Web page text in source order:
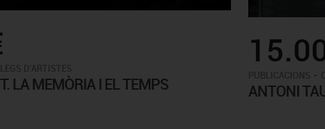
LA MEMÒRIA I EL TEMPS -
ANTONI